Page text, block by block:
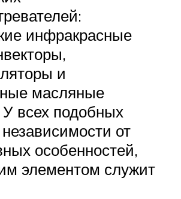
инфракрасные
и
масляные
всех подобных
от
особенностей,
элементом служит